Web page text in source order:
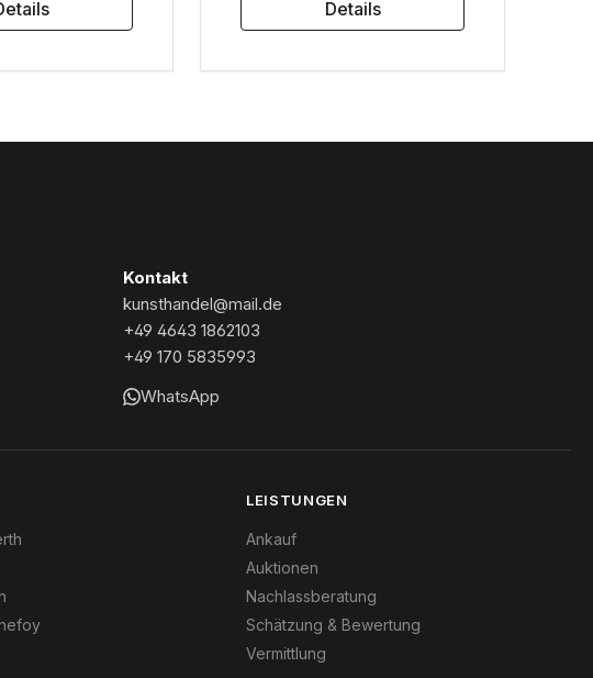
Details
Kontakt
kunsthandel@mail.de
+49 4643 1862103
+49 170 5835993
WhatsApp
LEISTUNGEN
Ankauf
Auktionen
Nachlassberatung
Schätzung & Bewertung
Vermittlung